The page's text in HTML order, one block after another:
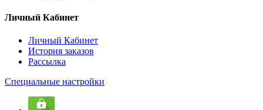
Личный Кабинет
Личный Кабинет
История заказов
Рассылка
Специальные настройки